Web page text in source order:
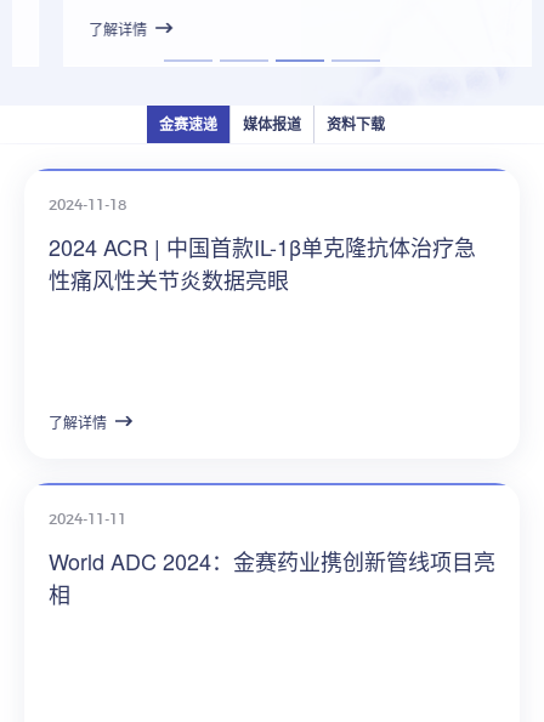
了解详情
金赛速递 媒体报道 资料下载
2024-11-18
2024 ACR | 中国首款IL-1β单克隆抗体治疗急
性痛风性关节炎数据亮眼
了解详情
2024-11-11
World ADC 2024：金赛药业携创新管线项目亮
相